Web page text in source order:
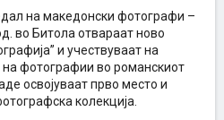
на македонски фотографи –
во Битола отвараат ново
и учествуваат на
фотографии во романскиот
освојуваат прво место и
колекција.